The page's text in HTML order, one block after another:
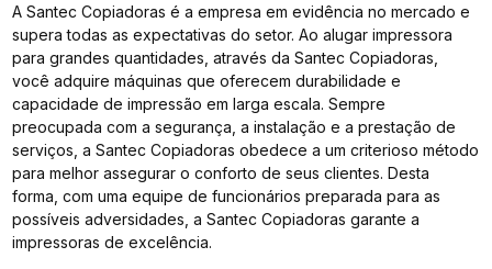
A Santec Copiadoras é a empresa em evidência no mercado e
supera todas as expectativas do setor. Ao alugar impressora
para grandes quantidades, através da Santec Copiadoras,
você adquire máquinas que oferecem durabilidade e
capacidade de impressão em larga escala. Sempre
preocupada com a segurança, a instalação e a prestação de
serviços, a Santec Copiadoras obedece a um criterioso método
para melhor assegurar o conforto de seus clientes. Desta
forma, com uma equipe de funcionários preparada para as
possíveis adversidades, a Santec Copiadoras garante a
impressoras de excelência.